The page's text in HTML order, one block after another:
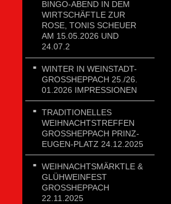
BINGO-ABEND IN DEM
WIRTSCHÄFTLE ZUR
ROSE, TONIS SCHEUER
AM 15.05.2026 UND
24.07.2
WINTER IN WEINSTADT-
GROSSHEPPACH 25./26. 0
1.2026 IMPRESSIONEN
TRADITIONELLES
WEIHNACHTSTREFFEN
GROSSHEPPACH PRINZ-E
UGEN-PLATZ 24.12.2025
WEIHNACHTSMÄRKTLE &
GLÜHWEINFEST
GROSSHEPPACH 2
2.11.2025